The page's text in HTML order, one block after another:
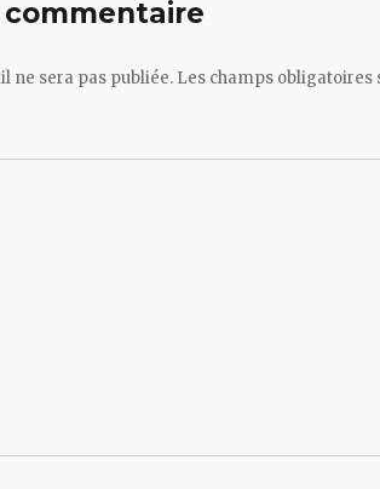
commentaire
ne sera pas publiée. Les champs obligatoires